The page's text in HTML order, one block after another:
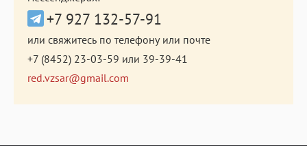
+7 927 132-57-91
или свяжитесь по телефону или почте
+7 (8452) 23-03-59 или 39-39-41
red.vzsar@gmail.com